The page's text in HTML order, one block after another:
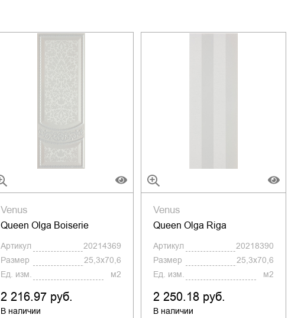
Venus
Queen Olga Boiserie
Артикул
20214369
Размер
25,3x70,6
Ед. изм.
м2
2 216.97 руб.
В наличии
Venus
Queen Olga Riga
Артикул
20218390
Размер
25,3x70,6
Ед. изм.
м2
2 250.18 руб.
В наличии